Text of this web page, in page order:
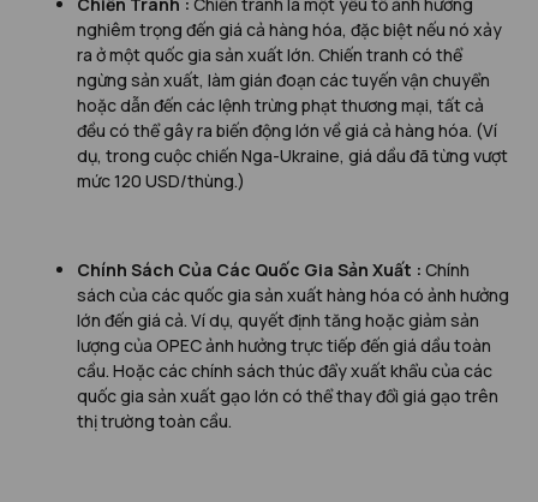
Chiến Tranh : Chiến tranh là một yếu tố ảnh hưởng
nghiêm trọng đến giá cả hàng hóa, đặc biệt nếu nó xảy
ra ở một quốc gia sản xuất lớn. Chiến tranh có thể
ngừng sản xuất, làm gián đoạn các tuyến vận chuyển
hoặc dẫn đến các lệnh trừng phạt thương mại, tất cả
đều có thể gây ra biến động lớn về giá cả hàng hóa. (Ví
dụ, trong cuộc chiến Nga-Ukraine, giá dầu đã từng vượt
mức 120 USD/thùng.)
Chính Sách Của Các Quốc Gia Sản Xuất : Chính
sách của các quốc gia sản xuất hàng hóa có ảnh hưởng
lớn đến giá cả. Ví dụ, quyết định tăng hoặc giảm sản
lượng của OPEC ảnh hưởng trực tiếp đến giá dầu toàn
cầu. Hoặc các chính sách thúc đẩy xuất khẩu của các
quốc gia sản xuất gạo lớn có thể thay đổi giá gạo trên
thị trường toàn cầu.